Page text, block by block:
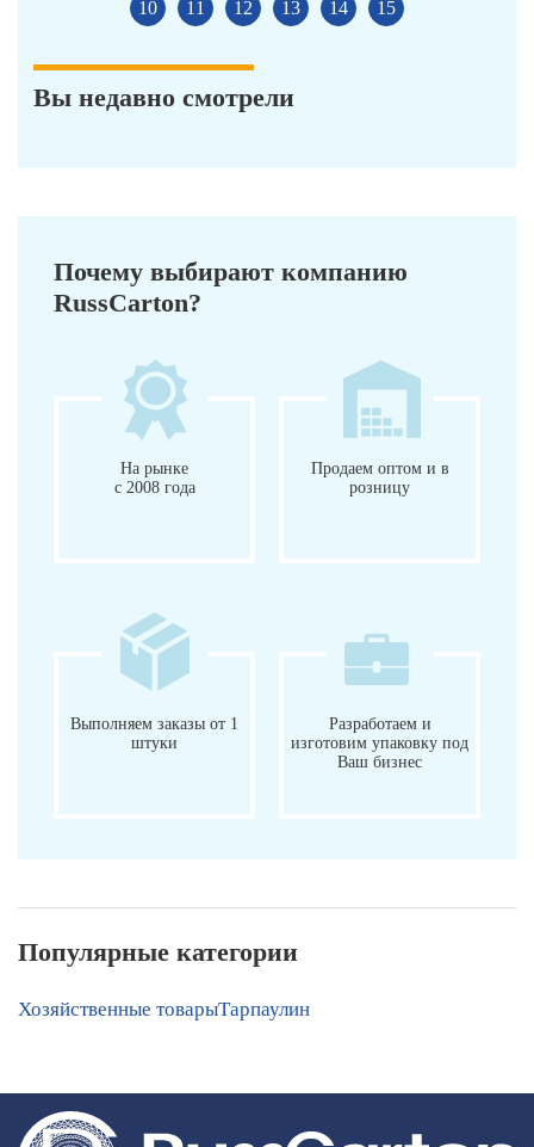
10
11 12 13 14 15
Вы недавно смотрели
Почему выбирают компанию
RussCarton?
На рынке
с 2008 года
Продаем оптом и в
розницу
Выполняем заказы от 1
штуки
Разработаем и
изготовим упаковку под
Ваш бизнес
Популярные категории
Хозяйственные товарыТарпаулин